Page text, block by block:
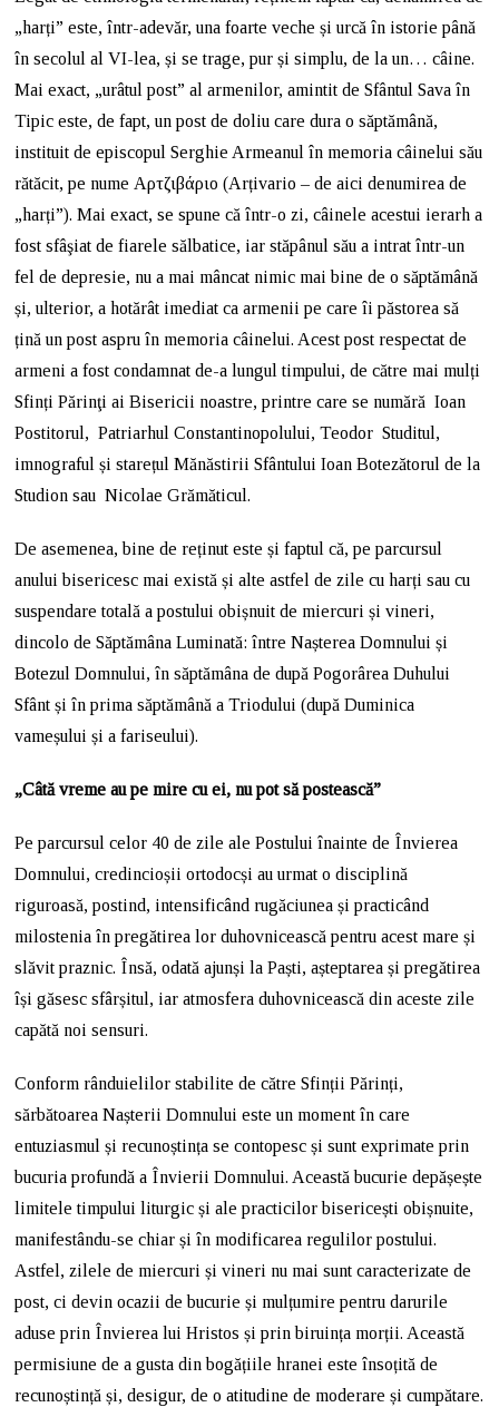
„harți” este, într-adevăr, una foarte veche și urcă în istorie până
în secolul al VI-lea, și se trage, pur și simplu, de la un… câine.
Mai exact, „urâtul post” al armenilor, amintit de Sfântul Sava în
Tipic este, de fapt, un post de doliu care dura o săptămână,
instituit de episcopul Serghie Armeanul în memoria câinelui său
rătăcit, pe nume Αρτζιβάριο (Arțivario – de aici denumirea de
„harți”). Mai exact, se spune că într-o zi, câinele acestui ierarh a
fost sfâşiat de fiarele sălbatice, iar stăpânul său a intrat într-un
fel de depresie, nu a mai mâncat nimic mai bine de o săptămână
și, ulterior, a hotărât imediat ca armenii pe care îi păstorea să
țină un post aspru în memoria câinelui. Acest post respectat de
armeni a fost condamnat de-a lungul timpului, de către mai mulți
Sfinți Părinţi ai Bisericii noastre, printre care se numără Ioan
Postitorul, Patriarhul Constantinopolului, Teodor Studitul,
imnograful și starețul Mănăstirii Sfântului Ioan Botezătorul de la
Studion sau Nicolae Grămăticul.
De asemenea, bine de reținut este și faptul că, pe parcursul
anului bisericesc mai există și alte astfel de zile cu harți sau cu
suspendare totală a postului obișnuit de miercuri și vineri,
dincolo de Săptămâna Luminată: între Nașterea Domnului și
Botezul Domnului, în săptămâna de după Pogorârea Duhului
Sfânt și în prima săptămână a Triodului (după Duminica
vameșului și a fariseului).
„Câtă vreme au pe mire cu ei, nu pot să postească”
Pe parcursul celor 40 de zile ale Postului înainte de Învierea
Domnului, credincioșii ortodocși au urmat o disciplină
riguroasă, postind, intensificând rugăciunea și practicând
milostenia în pregătirea lor duhovnicească pentru acest mare și
slăvit praznic. Însă, odată ajunși la Paști, așteptarea și pregătirea
își găsesc sfârșitul, iar atmosfera duhovnicească din aceste zile
capătă noi sensuri.
Conform rânduielilor stabilite de către Sfinții Părinți,
sărbătoarea Nașterii Domnului este un moment în care
entuziasmul și recunoștința se contopesc și sunt exprimate prin
bucuria profundă a Învierii Domnului. Această bucurie depășește
limitele timpului liturgic și ale practicilor bisericești obișnuite,
manifestându-se chiar și în modificarea regulilor postului.
Astfel, zilele de miercuri și vineri nu mai sunt caracterizate de
post, ci devin ocazii de bucurie și mulțumire pentru darurile
aduse prin Învierea lui Hristos și prin biruința morții. Această
permisiune de a gusta din bogățiile hranei este însoțită de
recunoștință și, desigur, de o atitudine de moderare și cumpătare.